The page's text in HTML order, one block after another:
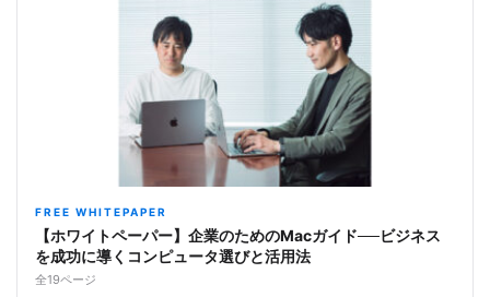
FREE WHITEPAPER
【ホワイトペーパー】企業のためのMacガイド──ビジネス
を成功に導くコンピュータ選びと活用法
全19ページ